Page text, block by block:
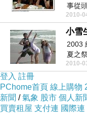
事從
載一
2010-
小雪
2003
夏之
2010-
登入 註冊
PChome首頁 線上購物
新聞 /氣象 股市 個人新
買賣租屋 支付連 國際連